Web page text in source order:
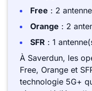
Free : 2
Orange : 2
SFR : 1
À Saverdun, les
Free, Orange et
technologie 5G+